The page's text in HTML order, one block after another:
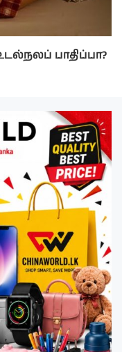
பாதிப்பா?